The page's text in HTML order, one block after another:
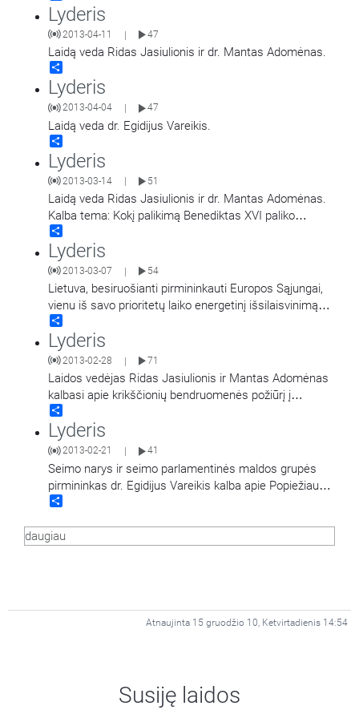
tolerantiški ar ne, ir kaip
Lyderis
2013-04-11 | 47
Laidą veda Ridas Jasiulionis ir dr. Mantas Adomėnas.
Lyderis
2013-04-04 47
Laidą veda dr. Egidijus Vareikis.
Lyderis
2013-03-14 51
Laidą veda Ridas Jasiulionis ir dr. Mantas Adomėnas.
Kalba tema: Kokį palikimą Benediktas XVI paliko
Naująjam popiežiui Bažnyčios mokyme apie
Lyderis
2013-03-07 | 54
Lietuva, besiruošianti pirmininkauti Europos Sąjungai,
vienu iš savo prioritetų laiko energetinį išsilaisvinimą
nuo Rusijos. Atsitiktinai ar ne, būtent šiandien
energetikos
Lyderis
2013-02-28 | 71
Laidos vedėjas Ridas Jasiulionis ir Mantas Adomėnas
kalbasi apie krikščionių bendruomenės požiūrį į
skurstančiuosius.
Lyderis
2013-02-21 41
Seimo narys ir seimo parlamentinės maldos grupės
pirmininkas dr. Egidijus Vareikis kalba apie Popiežiaus
Benedikto XVI atsistatydinimą ir popiežystę politiko
daugiau
Atnaujinta 15 gruodžio 10, Ketvirtadienis 14:54
Susiję laidos